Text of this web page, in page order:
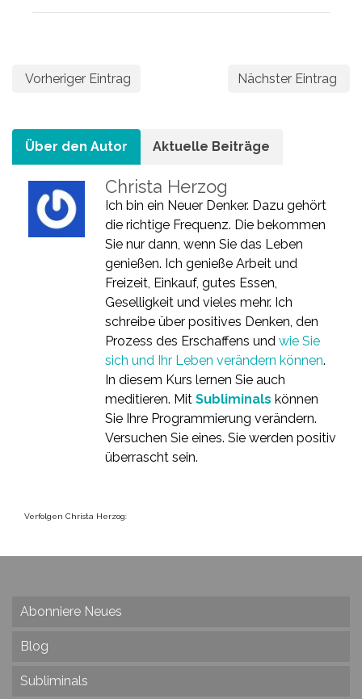
Vorheriger Eintrag Nächster Eintrag
Über den Autor Aktuelle Beiträge
Verfolgen Christa Herzog:
Christa Herzog
Ich bin ein Neuer Denker. Dazu gehört
die richtige Frequenz. Die bekommen
Sie nur dann, wenn Sie das Leben
genießen. Ich genieße Arbeit und
Freizeit, Einkauf, gutes Essen,
Geselligkeit und vieles mehr. Ich
schreibe über positives Denken, den
Prozess des Erschaffens und wie Sie
sich und Ihr Leben verändern können.
In diesem Kurs lernen Sie auch
meditieren. Mit Subliminals können
Sie Ihre Programmierung verändern.
Versuchen Sie eines. Sie werden positiv
überrascht sein.
Abonniere Neues
Blog
Subliminals